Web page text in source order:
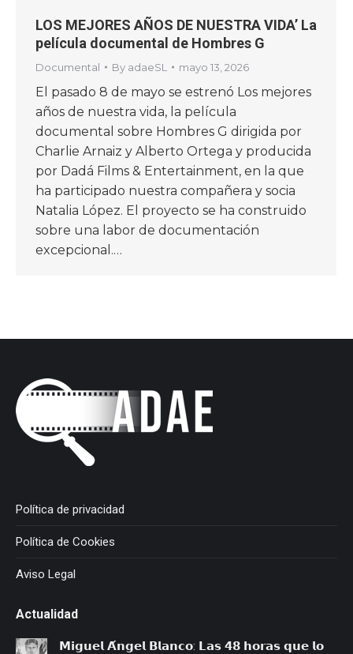
LOS MEJORES AÑOS DE NUESTRA VIDA’ La
película documental de Hombres G
Documental By adaeSL mayo 13, 2026
El pasado 8 de mayo se estrenó Los mejores
años de nuestra vida, la película
documental sobre Hombres G dirigida por
Charlie Arnaiz y Alberto Ortega y producida
por Dadá Films & Entertainment, en la que
ha participado nuestra compañera y socia
Natalia López. El proyecto se ha construido
sobre una labor de documentación
excepcional.…
Política de privacidad
Política de Cookies
Aviso Legal
Actualidad
𝗠𝗶𝗴𝘂𝗲𝗹 𝗔́𝗻𝗴𝗲𝗹 𝗕𝗹𝗮𝗻𝗰𝗼: 𝗟𝗮𝘀 𝟰𝟴 𝗵𝗼𝗿𝗮𝘀 𝗾𝘂𝗲 𝗹𝗼